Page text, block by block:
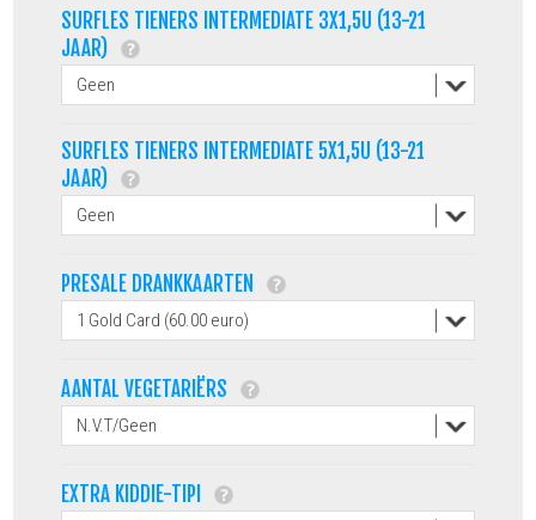
SURFLES TIENERS INTERMEDIATE 3X1,5U (13-21
JAAR)
SURFLES TIENERS INTERMEDIATE 5X1,5U (13-21
JAAR)
PRESALE DRANKKAARTEN
AANTAL VEGETARIËRS
EXTRA KIDDIE-TIPI